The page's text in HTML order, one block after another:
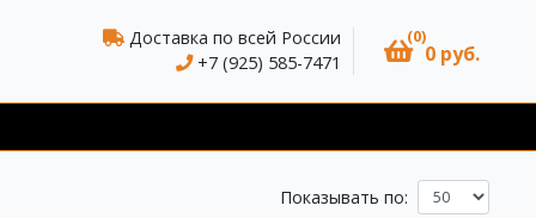
Доставка по всей России
+7 (925) 585-7471
(0)
0 руб.
Показывать по: